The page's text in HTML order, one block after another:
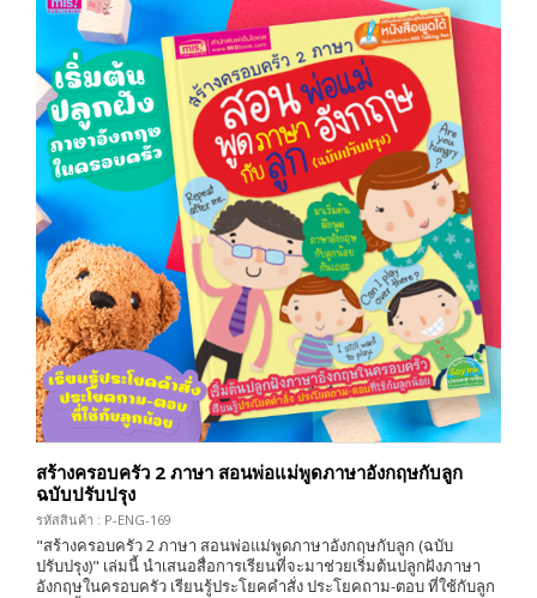
สร้างครอบครัว 2 ภาษา สอนพ่อแม่พูดภาษาอังกฤษกับลูก
ฉบับปรับปรุง
รหัสสินค้า : P-ENG-169
"สร้างครอบครัว 2 ภาษา สอนพ่อแม่พูดภาษาอังกฤษกับลูก (ฉบับ
ปรับปรุง)" เล่มนี้ นำเสนอสื่อการเรียนที่จะมาช่วยเริ่มต้นปลูกฝังภาษา
อังกฤษในครอบครัว เรียนรู้ประโยคคำสั่ง ประโยคถาม-ตอบ ที่ใช้กับลูก